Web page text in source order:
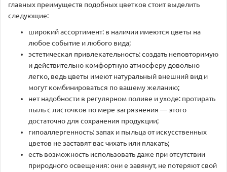
главных преимуществ подобных цветков стоит выделить
следующие:
широкий ассортимент: в наличии имеются цветы на
любое событие и любого вида;
эстетическая привлекательность: создать неповторимую
и действительно комфортную атмосферу довольно
легко, ведь цветы имеют натуральный внешний вид и
могут комбинироваться по вашему желанию;
нет надобности в регулярном поливе и уходе: протирать
пыль с листочков по мере загрязнения — этого
достаточно для сохранения продукции;
гипоаллергенность: запах и пыльца от искусственных
цветов не заставят вас чихать или плакать;
есть возможность использовать даже при отсутствии
природного освещения: они е завянут, не потеряют свой